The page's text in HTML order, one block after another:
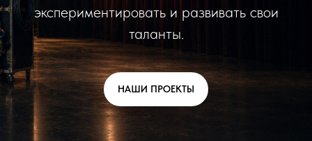
экспериментировать и развивать свои
таланты.
НАШИ ПРОЕКТЫ